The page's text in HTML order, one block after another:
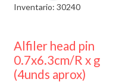
Inventario: 30240
Alfiler head pin
0.7x6.3cm/R x g
(4unds aprox)